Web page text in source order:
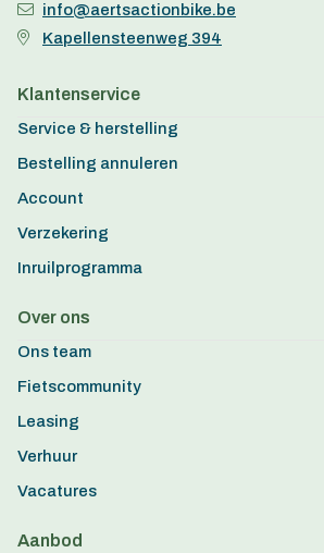
info@aertsactionbike.be
Kapellensteenweg 394
Klantenservice
Service & herstelling
Bestelling annuleren
Account
Verzekering
Inruilprogramma
Over ons
Ons team
Fietscommunity
Leasing
Verhuur
Vacatures
Aanbod